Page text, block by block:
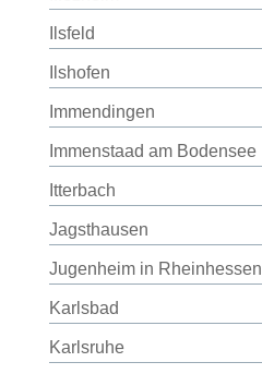
Ilsfeld
Ilshofen
Immendingen
Immenstaad am Bodensee
Itterbach
Jagsthausen
Jugenheim in Rheinhessen
Karlsbad
Karlsruhe